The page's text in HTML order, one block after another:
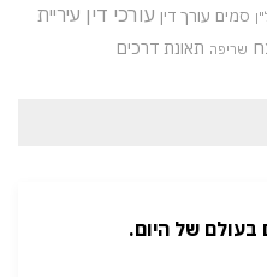
סמים עורך דין עורכי דין עיריית
שריפה תאונת דרכים
בעולם של היום.